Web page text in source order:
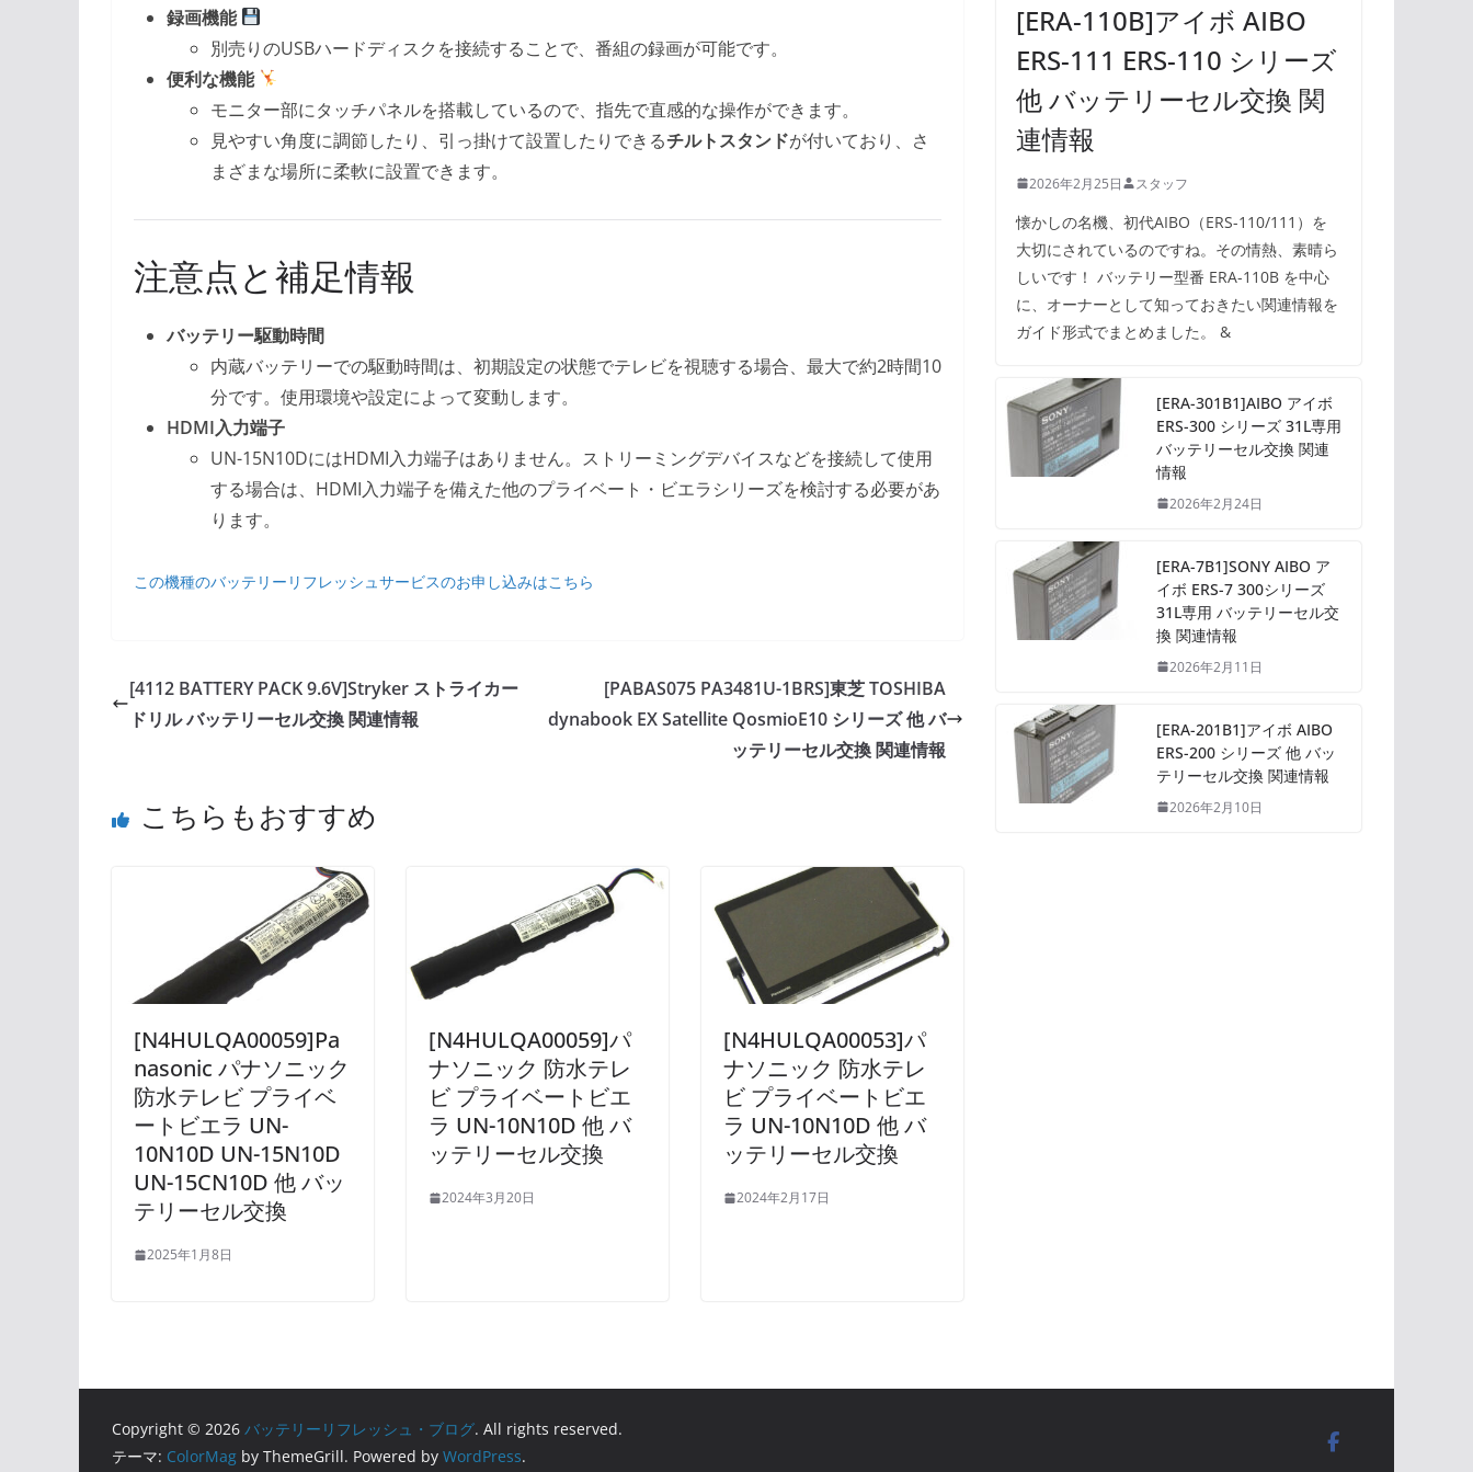
録画機能
別売りのUSBハードディスクを接続することで、番組の録画が可能です。
便利な機能
モニター部にタッチパネルを搭載しているので、指先で直感的な操作ができます。
見やすい角度に調節したり、引っ掛けて設置したりできるチルトスタンドが付いており、さ
まざまな場所に柔軟に設置できます。
注意点と補足情報
バッテリー駆動時間
内蔵バッテリーでの駆動時間は、初期設定の状態でテレビを視聴する場合、最大で約2時間10
分です。使用環境や設定によって変動します。
HDMI入力端子
UN-15N10DにはHDMI入力端子はありません。ストリーミングデバイスなどを接続して使用
する場合は、HDMI入力端子を備えた他のプライベート・ビエラシリーズを検討する必要があ
ります。
この機種のバッテリーリフレッシュサービスのお申し込みはこちら
[4112 BATTERY PACK 9.6V]Stryker ストライカー
ドリル バッテリーセル交換 関連情報
[PABAS075 PA3481U-1BRS]東芝 TOSHIBA
dynabook EX Satellite QosmioE10 シリーズ 他 バ
ッテリーセル交換 関連情報
こちらもおすすめ
[N4HULQA00059]Pa
nasonic パナソニック
防水テレビ プライベ
ートビエラ UN-
10N10D UN-15N10D
UN-15CN10D 他 バッ
テリーセル交換
2025年1月8日
[N4HULQA00059]パ
ナソニック 防水テレ
ビ プライベートビエ
ラ UN-10N10D 他 バ
ッテリーセル交換
2024年3月20日
[N4HULQA00053]パ
ナソニック 防水テレ
ビ プライベートビエ
ラ UN-10N10D 他 バ
ッテリーセル交換
2024年2月17日
[ERA-110B]アイボ AIBO
ERS-111 ERS-110 シリーズ
他 バッテリーセル交換 関
連情報
2026年2月25日 スタッフ
懐かしの名機、初代AIBO（ERS-110/111）を
大切にされているのですね。その情熱、素晴ら
しいです！ バッテリー型番 ERA-110B を中心
に、オーナーとして知っておきたい関連情報を
ガイド形式でまとめました。 &
[ERA-301B1]AIBO アイボ
ERS-300 シリーズ 31L専用
バッテリーセル交換 関連
情報
2026年2月24日
[ERA-7B1]SONY AIBO ア
イボ ERS-7 300シリーズ
31L専用 バッテリーセル交
換 関連情報
2026年2月11日
[ERA-201B1]アイボ AIBO
ERS-200 シリーズ 他 バッ
テリーセル交換 関連情報
2026年2月10日
Copyright © 2026 バッテリーリフレッシュ・ブログ. All rights reserved.
テーマ: ColorMag by ThemeGrill. Powered by WordPress.